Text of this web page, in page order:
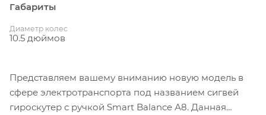
Габариты
Диаметр колес
10.5 дюймов
Представляем вашему вниманию новую модель в
сфере электротранспорта под названием сигвей
гироскутер с ручкой Smart Balance А8. Данная